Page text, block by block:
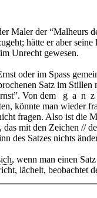
Maler der “Malheurs
hätte er aber
Unrecht gewesen.
oder im Spass
Satz im
Von dem
könnte man wieder
fragen. Also ist die
das mit den Zeichen //
des Satzes nichts
, wenn man einen
lächelt, beobachtet